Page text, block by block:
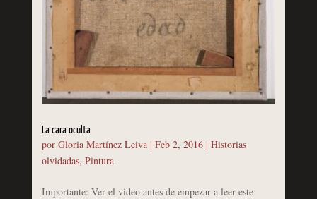
La cara oculta
por Gloria Martínez Leiva| Feb 2, 2016| Historias
olvidadas, Pintura
Importante: Ver el video antes de empezar a leer este